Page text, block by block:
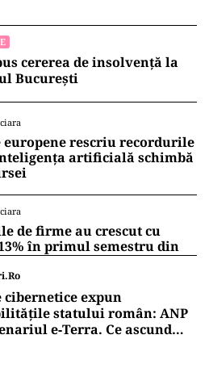
cererea de insolvență la
București
rescriu recordurile
artificială schimbă
de firme au crescut cu
în primul semestru din
expun
statului român: ANP
e‑Terra. Ce ascund